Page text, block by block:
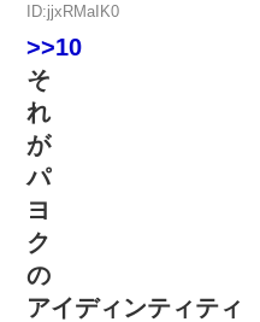
ID:jjxRMaIK0
>>10
そ
れ
が
パ
ヨ
ク
の
アイディンティティ